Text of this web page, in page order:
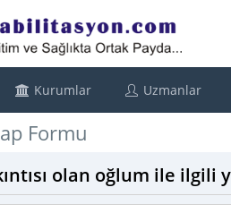
Kurumlar Uzmanlar
Formu
olan oğlum ile ilgili